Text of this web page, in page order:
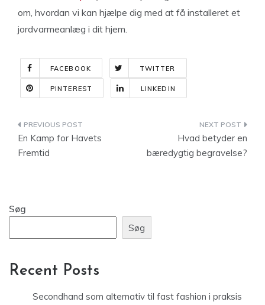
om, hvordan vi kan hjælpe dig med at få installeret et
jordvarmeanlæg i dit hjem.
FACEBOOK TWITTER
PINTEREST LINKEDIN
Indlægsnavigation
En Kamp for Havets
Fremtid
Hvad betyder en
bæredygtig begravelse?
Søg
Søg
Recent Posts
Secondhand som alternativ til fast fashion i praksis